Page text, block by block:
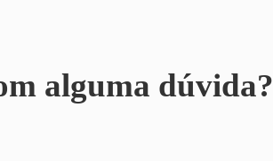
alguma dúvida?